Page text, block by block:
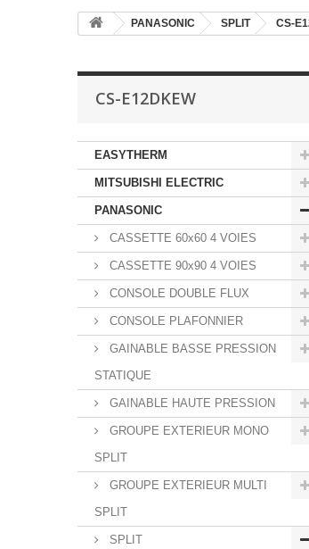
PANASONIC SPLIT CS-
CS-E12DKEW
EASYTHERM
MITSUBISHI ELECTRIC
PANASONIC
CASSETTE 60x60 4 VOIES
CASSETTE 90x90 4 VOIES
CONSOLE DOUBLE FLUX
CONSOLE PLAFONNIER
GAINABLE BASSE PRESSION
STATIQUE
GAINABLE HAUTE PRESSION
GROUPE EXTERIEUR MONO
SPLIT
GROUPE EXTERIEUR MULTI
SPLIT
SPLIT